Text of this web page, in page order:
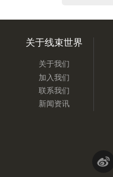
关于线束世界
关于我们
加入我们
联系我们
新闻资讯